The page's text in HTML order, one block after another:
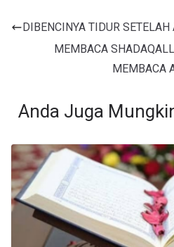
DIBENCINYA TIDUR SETELAH
MEMBACA
MEMBACA
Anda Juga